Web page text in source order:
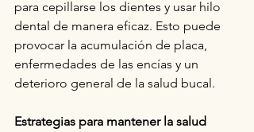
para cepillarse los dientes y usar hilo
dental de manera eficaz. Esto puede
provocar la acumulación de placa,
enfermedades de las encías y un
deterioro general de la salud bucal.
Estrategias para mantener la salud